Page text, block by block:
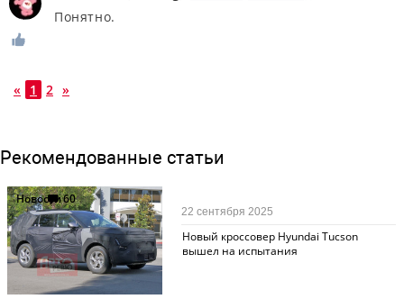
Понятно.
« 1 2 »
Рекомендованные статьи
Новости60
Новый кроссовер Hyundai Tucson
вышел на испытания
22 сентября 2025